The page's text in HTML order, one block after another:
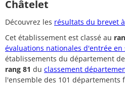
Châtelet
Découvrez les résultats du brevet
Cet établissement est classé au
évaluations nationales d'entrée en
établissements du département
rang 81 du classement
l'ensemble des 101 départements